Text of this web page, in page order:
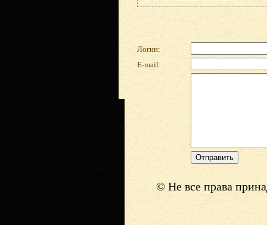
Логин:
E-mail:
© Не все права